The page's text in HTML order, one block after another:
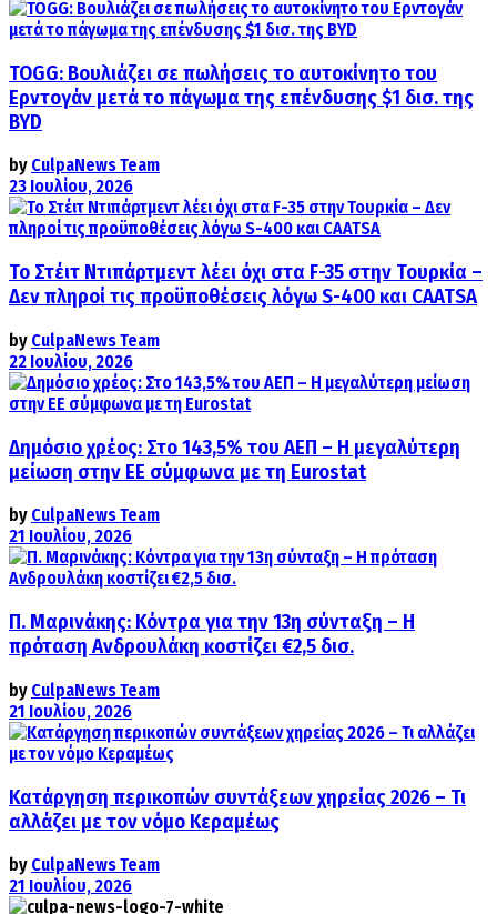
TOGG: Βουλιάζει σε πωλήσεις το αυτοκίνητο του
Ερντογάν μετά το πάγωμα της επένδυσης $1 δισ. της
BYD
by CulpaNews Team
23 Ιουλίου, 2026
Το Στέιτ Ντιπάρτμεντ λέει όχι στα F-35 στην Τουρκία –
Δεν πληροί τις προϋποθέσεις λόγω S-400 και CAATSA
by CulpaNews Team
22 Ιουλίου, 2026
Δημόσιο χρέος: Στο 143,5% του ΑΕΠ – Η μεγαλύτερη
μείωση στην ΕΕ σύμφωνα με τη Eurostat
by CulpaNews Team
21 Ιουλίου, 2026
Π. Μαρινάκης: Κόντρα για την 13η σύνταξη – Η
πρόταση Ανδρουλάκη κοστίζει €2,5 δισ.
by CulpaNews Team
21 Ιουλίου, 2026
Κατάργηση περικοπών συντάξεων χηρείας 2026 – Τι
αλλάζει με τον νόμο Κεραμέως
by CulpaNews Team
21 Ιουλίου, 2026